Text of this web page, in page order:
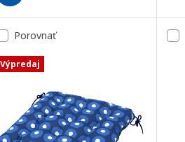
Porovnať
Výpredaj